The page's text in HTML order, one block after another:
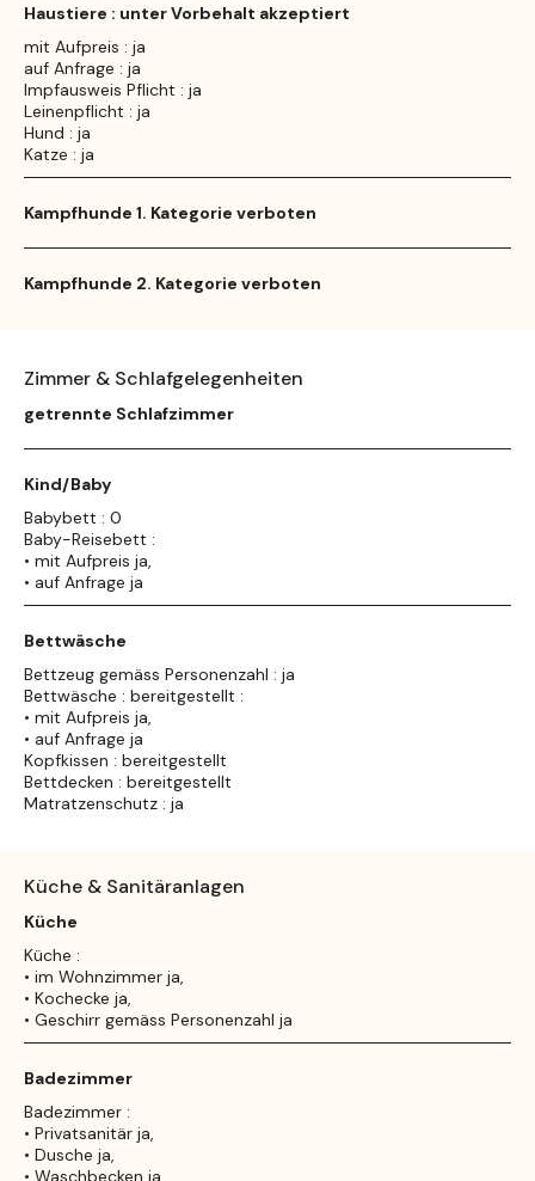
Haustiere : unter Vorbehalt akzeptiert
mit Aufpreis : ja
auf Anfrage : ja
Impfausweis Pflicht : ja
Leinenpflicht : ja
Hund : ja
Katze : ja
Kampfhunde 1. Kategorie verboten
Kampfhunde 2. Kategorie verboten
Zimmer & Schlafgelegenheiten
getrennte Schlafzimmer
Kind/Baby
Babybett : 0
Baby-Reisebett :
• mit Aufpreis ja,
• auf Anfrage ja
Bettwäsche
Bettzeug gemäss Personenzahl : ja
Bettwäsche : bereitgestellt :
• mit Aufpreis ja,
• auf Anfrage ja
Kopfkissen : bereitgestellt
Bettdecken : bereitgestellt
Matratzenschutz : ja
Küche & Sanitäranlagen
Küche
Küche :
• im Wohnzimmer ja,
• Kochecke ja,
• Geschirr gemäss Personenzahl ja
Badezimmer
Badezimmer :
• Privatsanitär ja,
• Dusche ja,
• Waschbecken ja